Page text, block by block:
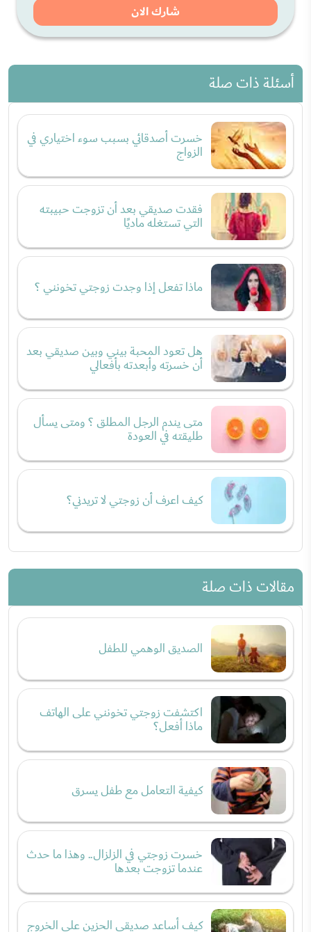
شارك الان
أسئلة ذات صلة
خسرت أصدقائي بسبب سوء اختياري في
الزواج
فقدت صديقي بعد أن تزوجت حبيبته
التي تستغله ماديًا
ماذا تفعل إذا وجدت زوجتي تخونني ؟
هل تعود المحبة بيني وبين صديقي بعد
أن خسرته وأبعدته بأفعالي
متى يندم الرجل المطلق ؟ ومتى يسأل
طليقته في العودة
كيف اعرف أن زوجتي لا تريدني؟
مقالات ذات صلة
الصديق الوهمي للطفل
اكتشفت زوجتي تخونني على الهاتف
ماذا أفعل؟
كيفية التعامل مع طفل يسرق
خسرت زوجتي في الزلزال.. وهذا ما حدث
عندما تزوجت بعدها
كيف أساعد صديقي الحزين على الخروج